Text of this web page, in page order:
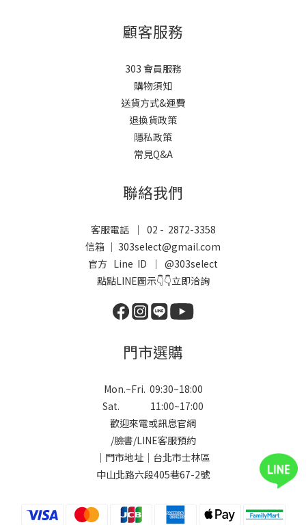
顧客服務
303 會員服務
購物須知
送貨方式&運費
退換貨政策
隱私政策
常見Q&A
聯絡我們
客服電話 ｜ 02 - 2872-3358
信箱 ｜ 303select@gmail.com
官方 Line ID ｜ @303select
點點LINE圖示👇👇立即洽詢
門市選購
Mon.~Fri. 09:30~18:00
Sat. 11:00~17:00
歡迎來電或訊息官網
/臉書/LINE客服預約
｜門市地址｜台北市士林區
中山北路六段405巷67-2號